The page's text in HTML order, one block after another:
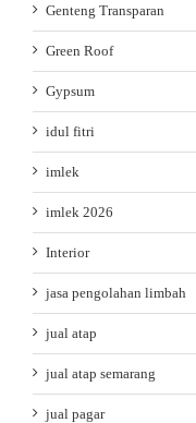
Genteng Transparan
Green Roof
Gypsum
idul fitri
imlek
imlek 2026
Interior
jasa pengolahan limbah
jual atap
jual atap semarang
jual pagar